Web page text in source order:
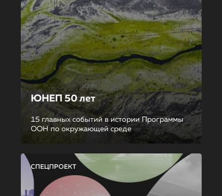
ЮНЕП 50 лет
15 главных событий в истории Программы
ООН по окружающей среде
СПЕЦПРОЕКТ